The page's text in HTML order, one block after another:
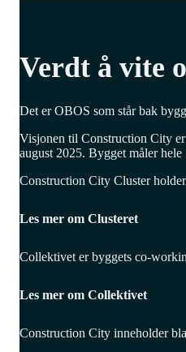
Verdt å vite
Det er OBOS som står bak
Visjonen til Construction City
august 2025. Bygget måler
Construction City Cluster
Les mer om Clusteret
Collektivet er byggets co-
Les mer om Collektivet
Construction City inneholder